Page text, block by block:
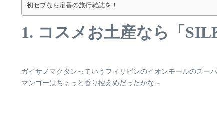
初セブなら定番の旅行雑誌を！
1. コスメお土産なら「
ガイサノマクタンっていうフィリピンのイオンモールのスー
マンゴーはちょっと香り控えめだったかな～